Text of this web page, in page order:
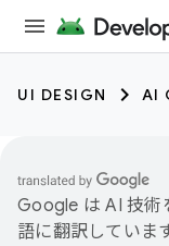
UI DESIGN AI
Google は AI 技術
語に翻訳していま